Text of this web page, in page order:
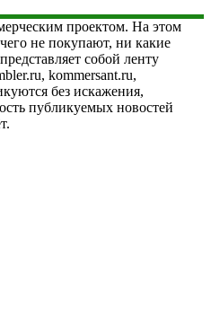
проектом. На этом
не покупают, ни какие
собой ленту
kommersant.ru,
без искажения,
публикуемых новостей